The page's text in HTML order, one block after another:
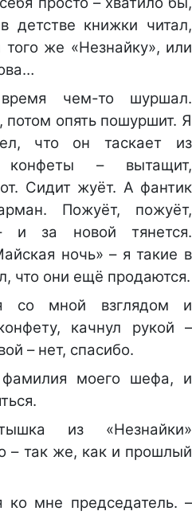
детстве книжки читал,
же «Незнайку», или
чем-то шуршал.
потом опять пошуршит. Я
что он таскает из
конфеты – вытащит,
Сидит жуёт. А фантик
Пожуёт, пожуёт,
и за новой тянется.
ночь» – я такие в
что они ещё продаются.
со мной взглядом и
качнул рукой –
– нет, спасибо.
моего шефа, и
из «Незнайки»
– так же, как и прошлый
ко мне председатель. –